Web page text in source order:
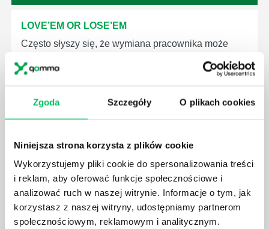
Zgoda Szczegóły O plikach cookies
Niniejsza strona korzysta z plików cookie
Wykorzystujemy pliki cookie do spersonalizowania treści
i reklam, aby oferować funkcje społecznościowe i
analizować ruch w naszej witrynie. Informacje o tym, jak
korzystasz z naszej witryny, udostępniamy partnerom
społecznościowym, reklamowym i analitycznym.
LOVE’EM OR LOSE’EM
Często słyszy się, że wymiana pracownika może
jego roczne wynagrodzenie – ale czy zdawałeś sobie
nieodpowiednim momencie może kosztować nawet
miliardy dolarów? Książka „Love’em or Lose’em”
opowiada historię Johna, inżyniera osiągającego
technologicznego i starał się otrzymać 15%
podwyżki. Kiedy prośba...